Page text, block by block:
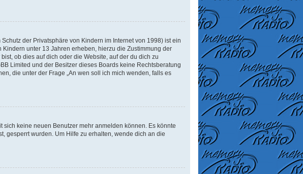
der Privatsphäre von Kindern im Internet von 1998) ist ein
unter 13 Jahren erheben, hierzu die Zustimmung der
ob dies auf dich oder die Website, auf der du dich zu
Limited und der Besitzer dieses Boards keine Rechtsberatung
die unter der Frage „An wen soll ich mich wenden, falls es
keine neuen Benutzer mehr anmelden können. Es könnte
gesperrt wurden. Um Hilfe zu erhalten, wende dich an die